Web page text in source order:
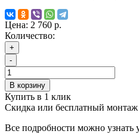
Цена: 2 760 р.
Количество:
+
-
В корзину
Купить в 1 клик
Скидка или бесплатный монтаж
Все подробности можно узнать